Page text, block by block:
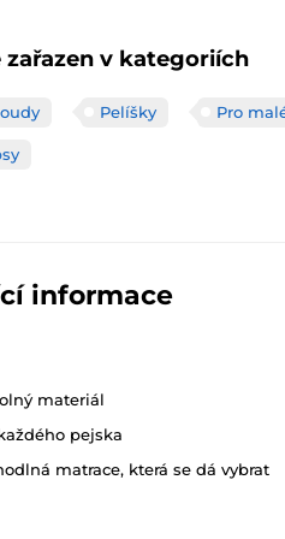
v kategoriích
Pelíšky Pro
informace
materiál
pejska
matrace, která se dá vybrat